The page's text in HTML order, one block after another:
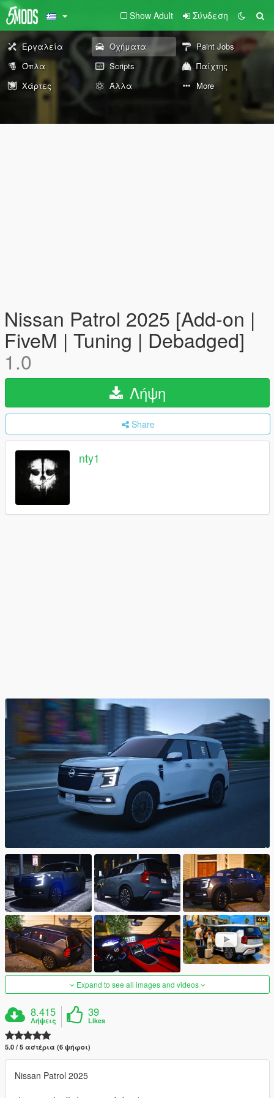
Show Adult Σύνδεση
Εργαλεία Οχήματα
Paint Jobs
Όπλα
Scripts
Παίχτης
Χάρτες
Άλλα More
Nissan Patrol 2025 [Add-on |
FiveM | Tuning | Debadged]
1.0
Λήψη
Share
nty1
Expand to see all images and videos
8.415
Λήψεις
39
Likes
5.0 / 5 αστέρια (6 ψήφοι)
Nissan Patrol 2025